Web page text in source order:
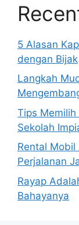
5 Alasan
dengan Bijak
Langkah
Tips
Sekolah
Rental Mobil
Perjalanan
Rayap
Bahayanya